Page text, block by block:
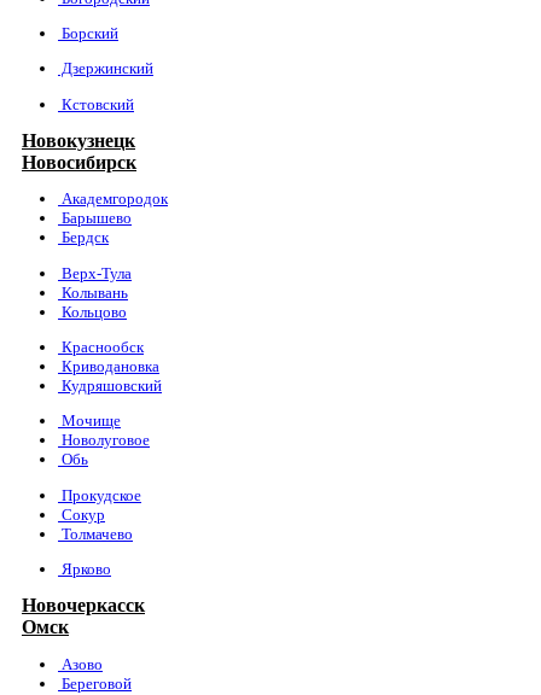
Борский
Дзержинский
Кстовский
Новокузнецк
Новосибирск
Академгородок
Барышево
Бердск
Верх-Тула
Колывань
Кольцово
Краснообск
Криводановка
Кудряшовский
Мочище
Новолуговое
Обь
Прокудское
Сокур
Толмачево
Ярково
Новочеркасск
Омск
Азово
Береговой